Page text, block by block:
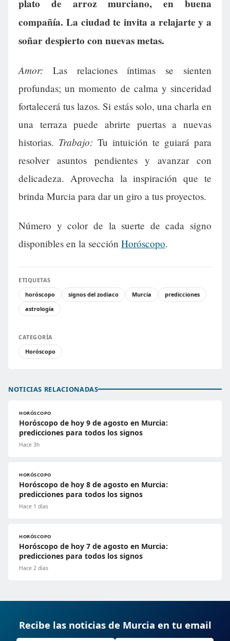
plato de arroz murciano, en buena
compañía. La ciudad te invita a relajarte y a
soñar despierto con nuevas metas.
Amor: Las relaciones íntimas se sienten
profundas; un momento de calma y sinceridad
fortalecerá tus lazos. Si estás solo, una charla en
una terraza puede abrirte puertas a nuevas
historias. Trabajo: Tu intuición te guiará para
resolver asuntos pendientes y avanzar con
delicadeza. Aprovecha la inspiración que te
brinda Murcia para dar un giro a tus proyectos.
Número y color de la suerte de cada signo
disponibles en la sección Horóscopo.
ETIQUETAS
horóscopo
signos del zodiaco Murcia
predicciones
astrología
CATEGORÍA
Horóscopo
NOTICIAS RELACIONADAS
HORÓSCOPO
Horóscopo de hoy 9 de agosto en Murcia:
predicciones para todos los signos
Hace 3h
HORÓSCOPO
Horóscopo de hoy 8 de agosto en Murcia:
predicciones para todos los signos
Hace 1 días
HORÓSCOPO
Horóscopo de hoy 7 de agosto en Murcia:
predicciones para todos los signos
Hace 2 días
Recibe las noticias de Murcia en tu email